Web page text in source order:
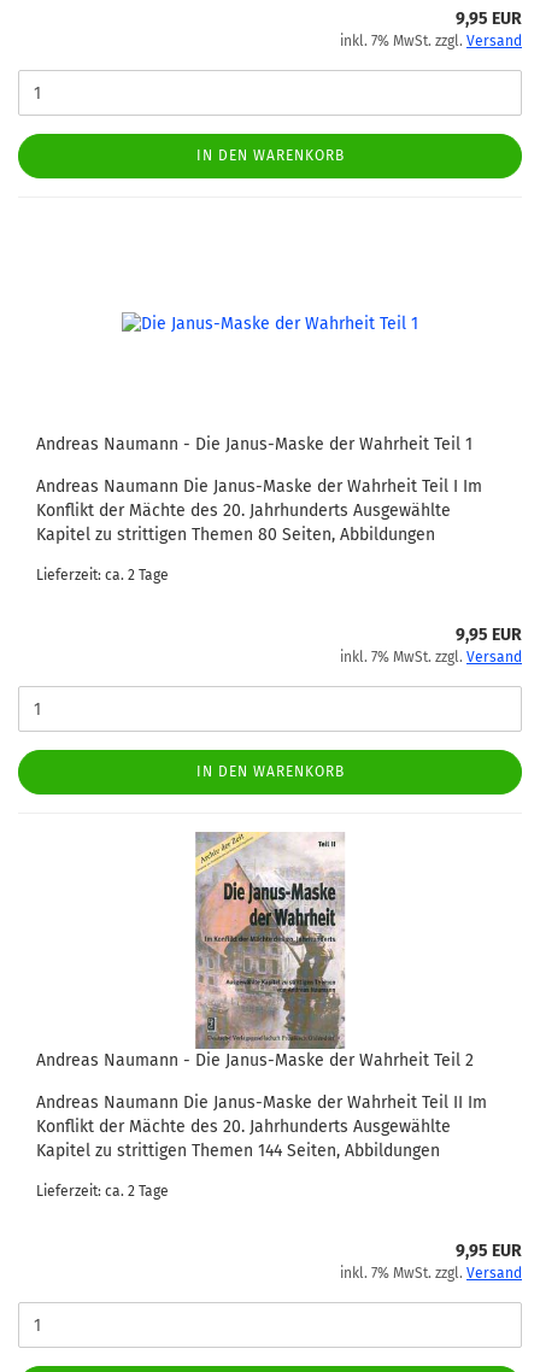
9,95 EUR
inkl. 7% MwSt. zzgl. Versand
IN DEN WARENKORB
Andreas Naumann - Die Janus-Maske der Wahrheit Teil 1
Andreas Naumann Die Janus-Maske der Wahrheit Teil I Im
Konflikt der Mächte des 20. Jahrhunderts Ausgewählte
Kapitel zu strittigen Themen 80 Seiten, Abbildungen
Lieferzeit: ca. 2 Tage
9,95 EUR
inkl. 7% MwSt. zzgl. Versand
IN DEN WARENKORB
Andreas Naumann - Die Janus-Maske der Wahrheit Teil 2
Andreas Naumann Die Janus-Maske der Wahrheit Teil II Im
Konflikt der Mächte des 20. Jahrhunderts Ausgewählte
Kapitel zu strittigen Themen 144 Seiten, Abbildungen
Lieferzeit: ca. 2 Tage
9,95 EUR
inkl. 7% MwSt. zzgl. Versand